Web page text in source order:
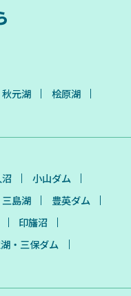
秋元湖
桧原湖
小山ダム
三島湖
豊英ダム
印旛沼
・三保ダム